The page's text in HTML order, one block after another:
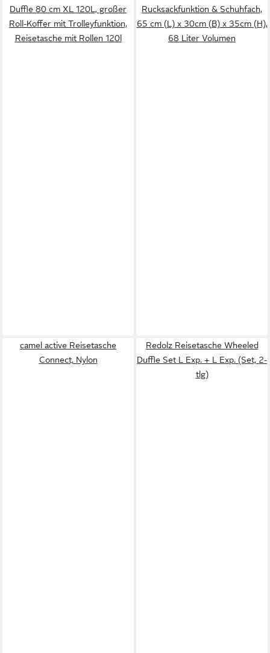
Duffle 80 cm XL 120L, großer
Roll-Koffer mit Trolleyfunktion,
Reisetasche mit Rollen 120l
Rucksackfunktion & Schuhfach,
65 cm (L) x 30cm (B) x 35cm (H),
68 Liter Volumen
camel active Reisetasche
Connect, Nylon
Redolz Reisetasche Wheeled
Duffle Set L Exp. + L Exp. (Set, 2-
tlg)